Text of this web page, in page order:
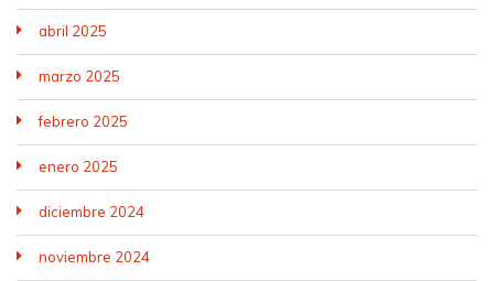
abril 2025
marzo 2025
febrero 2025
enero 2025
diciembre 2024
noviembre 2024